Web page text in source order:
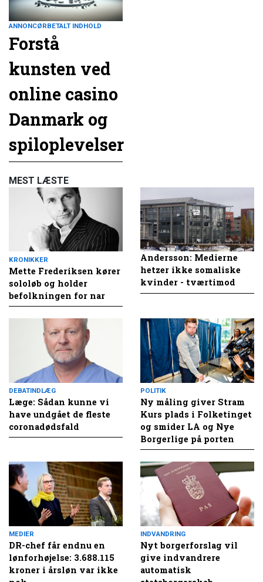
ANNONCØRBETALT INDHOLD
Forstå
kunsten ved
online casino
Danmark og
spiloplevelser
MEST LÆSTE
KRONIKKER
Mette Frederiksen kører
sololøb og holder
befolkningen for nar
Andersson: Medierne
hetzer ikke somaliske
kvinder - tværtimod
DEBATINDLÆG
Læge: Sådan kunne vi
have undgået de fleste
coronadødsfald
POLITIK
Ny måling giver Stram
Kurs plads i Folketinget
og smider LA og Nye
Borgerlige på porten
MEDIER
DR-chef får endnu en
lønforhøjelse: 3.688.115
kroner i årsløn var ikke
INDVANDRING
Nyt borgerforslag vil
give indvandrere
automatisk